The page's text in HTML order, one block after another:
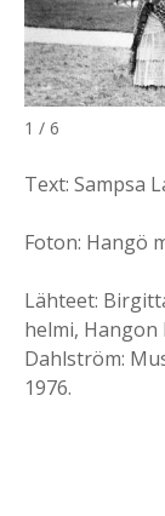
1 / 6
Text: Sampsa
Foton: Hangö
Lähteet:
helmi, Hangon
Dahlström:
1976.